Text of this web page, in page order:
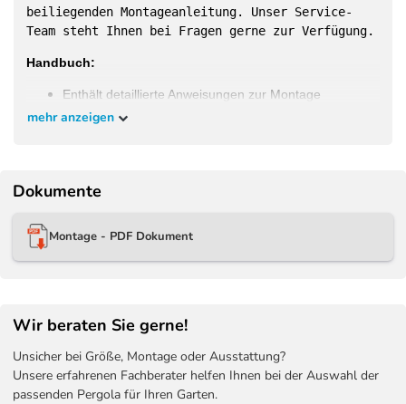
beiliegenden Montageanleitung. Unser Service-
Team steht Ihnen bei Fragen gerne zur Verfügung.
Handbuch:
Enthält detaillierte Anweisungen zur Montage
Passgenaue LED-Kits für die bei uns im Shop
erhältlichen Modelle:
Weide Deluxe Wand Pergola
Weide Deluxe Wand Pergola
Weide Deluxe Wand Pergola
3,6 x 5,3 M Weiß -
mehr anzeigen
Dokumente
Montage - PDF Dokument
Wir beraten Sie gerne!
Unsicher bei Größe, Montage oder Ausstattung?
Unsere erfahrenen Fachberater helfen Ihnen bei der Auswahl der
passenden Pergola für Ihren Garten.